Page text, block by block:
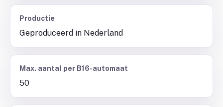
Productie
Geproduceerd in Nederland
Max. aantal per B16-automaat
50